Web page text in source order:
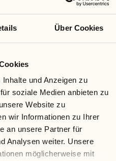
Über Cookies
und Anzeigen zu
soziale Medien anbieten zu
Website zu
wir Informationen zu Ihrer
an unsere Partner für
Analysen weiter. Unsere
möglicherweise mit